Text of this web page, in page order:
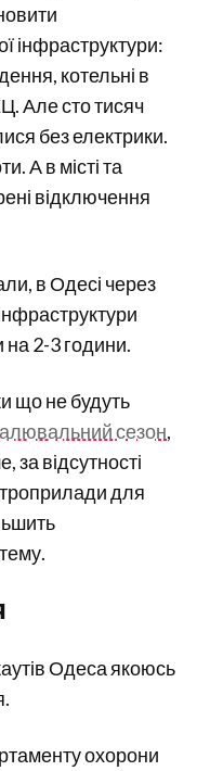
інфраструктури:
котельні в
Але сто тисяч
без електрики.
А в місті та
відключення
в Одесі через
2-3 години.
що не будуть
сезон,
за відсутності
для
Одеса якоюсь
охорони